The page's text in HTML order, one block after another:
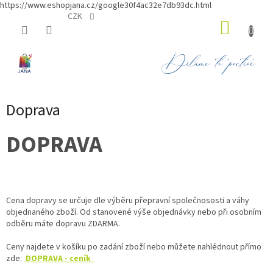
https://www.eshopjana.cz/google30f4ac32e7db93dc.html
CZK
Doprava
DOPRAVA
Cena dopravy se určuje dle výběru přepravní společnososti a váhy
objednaného zboží. Od stanovené výše objednávky nebo při osobním
odběru máte dopravu ZDARMA.
Ceny najdete v košíku po zadání zboží nebo můžete nahlédnout přímo
zde: DOPRAVA - ceník